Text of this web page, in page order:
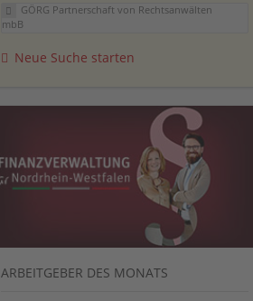
GÖRG Partnerschaft von Rechtsanwälten
mbB
Neue Suche starten
ARBEITGEBER DES MONATS